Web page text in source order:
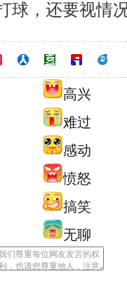
球，还要视情
高兴
难过
感动
愤怒
搞笑
无聊